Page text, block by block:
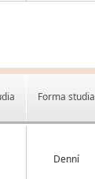
Forma studia
Denní